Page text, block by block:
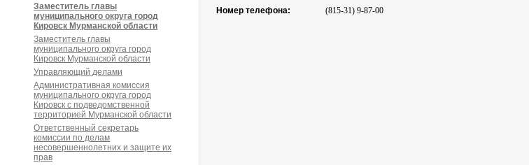
Номер телефона:
(815-31) 9-87-00
Заместитель главы
муниципального округа город
Кировск Мурманской области
Заместитель главы
муниципального округа город
Кировск Мурманской области
Управляющий делами
Административная комиссия
муниципального округа город
Кировск с подведомственной
территорией Мурманской области
Ответственный секретарь
комиссии по делам
несовершеннолетних и защите их
прав